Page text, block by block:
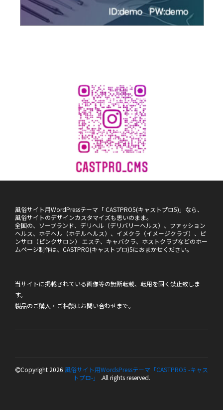
風俗サイト用WordPressテーマ「 CASTPRO5(キャストプロ5)」なら、
風俗サイトのデザインカスタマイズも思いのまま。
全国の、ソープランド、デリヘル（デリバリーヘルス）、ファッション
ヘルス、ホテヘル（ホテルヘルス）、イメクラ（イメージクラブ）、ピ
ンサロ（ピンクサロン） エステ、キャバクラ、ホストクラブなどのホー
ムページ制作は、CASTPRO(キャストプロ)5におまかせください。
当サイトに掲載されている画像等の無断転載、転用を固く禁止致しま
す。
製品のご購入・ご相談はお問い合わせまで。
Copyright 2026 風俗サイト用WordsPressテーマ「CASTPRO5 -キャス
トプロ-」 .All rights reserved.